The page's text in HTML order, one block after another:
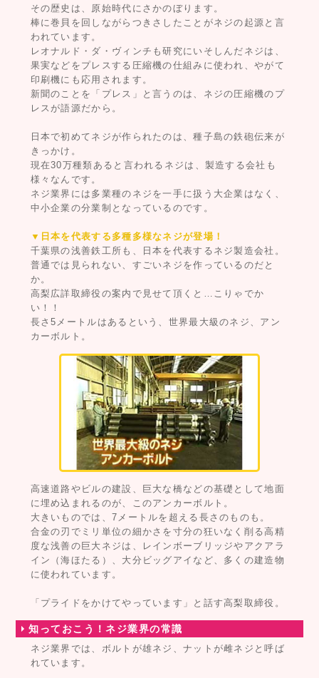
その歴史は、原始時代にさかのぼります。
棒に巻貝を回しながらつきさしたことがネジの起源と言
われています。
レオナルド・ダ・ヴィンチも研究にいそしんだネジは、
果実などをプレスする圧縮機の仕組みに使われ、やがて
印刷機にも応用されます。
新聞のことを「プレス」と言うのは、ネジの圧縮機のプ
レスが語源だから。
日本で初めてネジが作られたのは、種子島の鉄砲伝来が
きっかけ。
現在30万種類あると言われるネジは、製造する会社も
様々なんです。
ネジ業界には多業種のネジを一手に扱う大企業はなく、
中小企業の分業制となっているのです。
▼日本を代表する多種多様なネジが登場！
千葉県の浅善鉄工所も、日本を代表するネジ製造会社。
普通では見られない、すごいネジを作っているのだと
か。
高梨広詳取締役の案内で見せて頂くと…こりゃでか
い！！
長さ5メートルはあるという、世界最大級のネジ、アン
カーボルト。
高速道路やビルの建設、巨大な橋などの基礎として地面
に埋め込まれるのが、このアンカーボルト。
大きいものでは、7メートルを超える長さのものも。
合金の刃でミリ単位の細かさを寸分の狂いなく削る高精
度な浅善の巨大ネジは、レインボーブリッジやアクアラ
イン（海ほたる）、大分ビッグアイなど、多くの建造物
に使われています。
「プライドをかけてやっています」と話す高梨取締役。
知っておこう！ネジ業界の常識
ネジ業界では、ボルトが雄ネジ、ナットが雌ネジと呼ば
れています。